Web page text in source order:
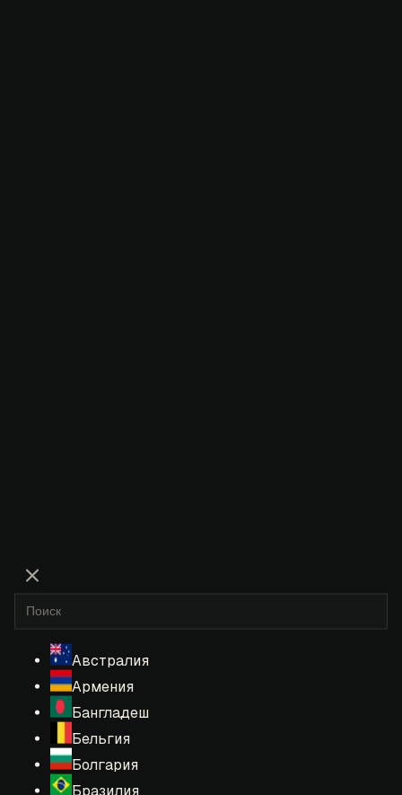
Австралия
Армения
Бангладеш
Бельгия
Болгария
Бразилия